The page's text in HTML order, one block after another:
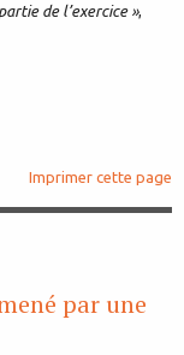
de l’exercice »,
Imprimer cette page
par une